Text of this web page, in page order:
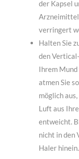
der Kapsel
verringert
Halten Sie
den
Ihrem Mund
atmen Sie
möglich
Luft aus
entweicht.
nicht in den
Haler hinein.